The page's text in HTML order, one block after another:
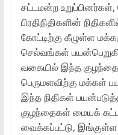
சட்டமன்ற உறுப்பினர்கள்,
பிரதிநிதிகளின்
கோட்டிற்கு கீழுள்ள
செல்வங்கள்
வகையில் இந்த
பெருமளவிற்கு மக்கள்
இந்த நிதிகள்
குழந்தைகள் மையக்
வைக்கப்பட்டு,